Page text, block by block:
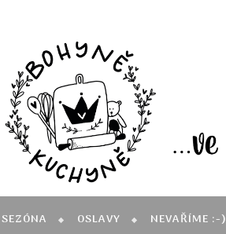
SEZÓNA OSLAVY NEVAŘÍME :-)